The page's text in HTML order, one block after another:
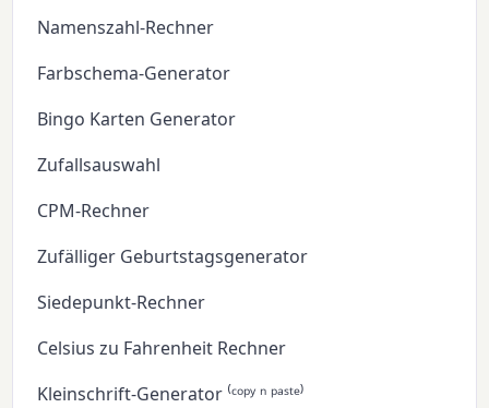
Namenszahl-Rechner
Farbschema-Generator
Bingo Karten Generator
Zufallsauswahl
CPM-Rechner
Zufälliger Geburtstagsgenerator
Siedepunkt-Rechner
Celsius zu Fahrenheit Rechner
Kleinschrift-Generator ⁽ᶜᵒᵖʸ ⁿ ᵖᵃˢᵗᵉ⁾